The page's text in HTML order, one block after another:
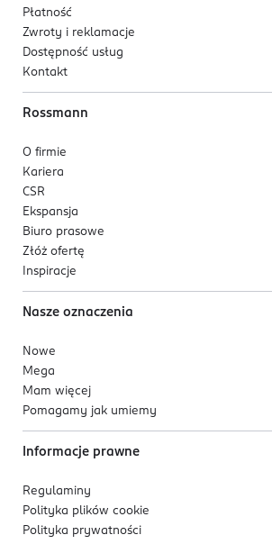
Płatność
Zwroty i reklamacje
Dostępność usług
Kontakt
Rossmann
O firmie
Kariera
CSR
Ekspansja
Biuro prasowe
Złóż ofertę
Inspiracje
Nasze oznaczenia
Nowe
Mega
Mam więcej
Pomagamy jak umiemy
Informacje prawne
Regulaminy
Polityka plików cookie
Polityka prywatności